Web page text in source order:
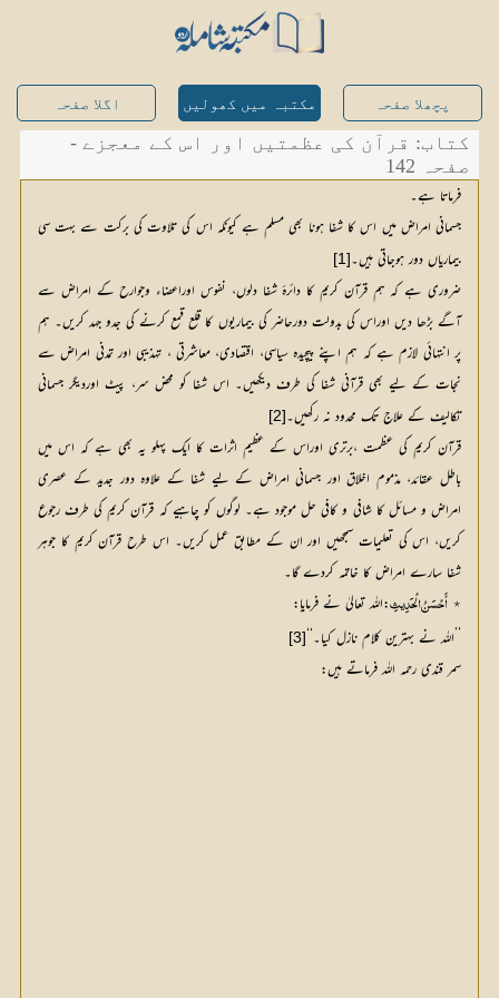
پچھلا صفحہ مکتبہ میں کھولیں اگلا صفحہ
کتاب: قرآن کی عظمتیں اور اس کے معجزے -
صفحہ 142
فرماتا ہے۔
جسمانی امراض میں اس کا شفا ہونا بھی مسلم ہے کیونکہ اس کی تلاوت کی برکت سے بہت سی
بیماریاں دور ہوجاتی ہیں۔[1]
ضروری ہے کہ ہم قرآن کریم کا دائرۂ شفا دلوں، نفوس اوراعضاء وجوارح کے امراض سے
آگے بڑھا دیں اوراس کی بدولت دورحاضر کی بیماریوں کا قلع قمع کرنے کی جدو جہد کریں۔ ہم
پر انتہائی لازم ہے کہ ہم اپنے پیچیدہ سیاسی، اقتصادی، معاشرتی ، تہذیبی اور تمدنی امراض سے
نجات کے لیے بھی قرآنی شفا کی طرف دیکھیں۔ اس شفا کو محض سر، پیٹ اوردیگر جسمانی
تکالیف کے علاج تک محدود نہ رکھیں۔[2]
قرآن کریم کی عظمت ،برتری اوراس کے عظیم اثرات کا ایک پہلو یہ بھی ہے کہ اس میں
باطل عقائد، مذموم اخلاق اور جسمانی امراض کے لیے شفا کے علاوہ دور جدید کے عصری
امراض و مسائل کا شافی و کافی حل موجود ہے۔ لوگوں کو چاہیے کہ قرآن کریم کی طرف رجوع
کریں، اس کی تعلیمات سمجھیں اور ان کے مطابق عمل کریں۔ اس طرح قرآن کریم کا جوہر
شفا سارے امراض کا خاتمہ کردے گا۔
٭ أَحْسَنُ الْحَدِیثِ:اللہ تعالیٰ نے فرمایا:
’’اللہ نے بہترین کلام نازل کیا۔‘‘ [3]
سمر قندی رحمہ اللہ فرماتے ہیں: